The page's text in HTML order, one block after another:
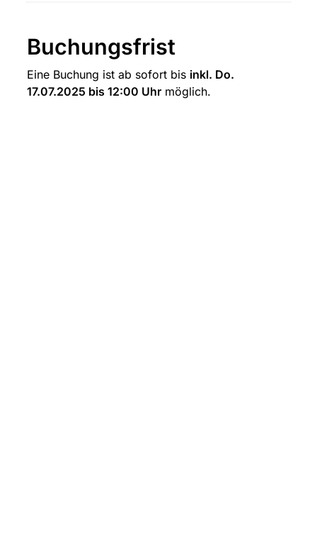
Buchungsfrist
Eine Buchung ist ab sofort bis inkl. Do.
17.07.2025 bis 12:00 Uhr möglich.